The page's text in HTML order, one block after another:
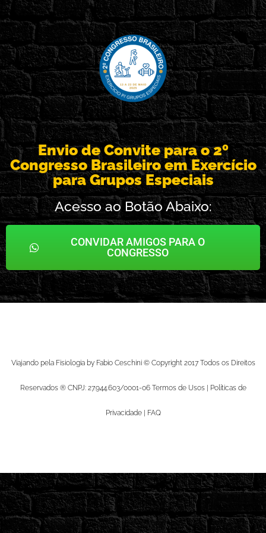
Envio de Convite para o 2º
Congresso Brasileiro em Exercício
para Grupos Especiais
Acesso ao Botão Abaixo:
CONVIDAR AMIGOS PARA O
CONGRESSO
Viajando pela Fisiologia by Fabio Ceschini © Copyright 2017 Todos os Direitos
Reservados ® CNPJ: 27.944.603/0001-06 Termos de Usos | Políticas de
Privacidade | FAQ